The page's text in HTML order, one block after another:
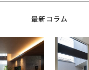
最新コラム